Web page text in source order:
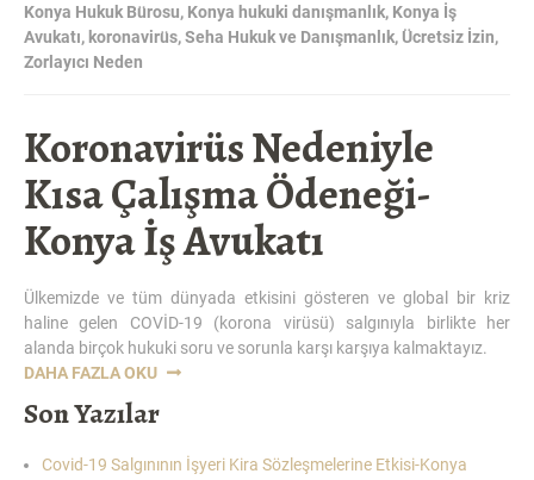
Konya Hukuk Bürosu, Konya hukuki danışmanlık, Konya İş
Avukatı, koronavirüs,Seha Hukuk ve Danışmanlık, Ücretsiz İzin,
Zorlayıcı Neden
Koronavirüs Nedeniyle
Kısa Çalışma Ödeneği-
Konya İş Avukatı
Ülkemizde ve tüm dünyada etkisini gösteren ve global bir kriz
haline gelen COVİD-19 (korona virüsü) salgınıyla birlikte her
alanda birçok hukuki soru ve sorunla karşı karşıya kalmaktayız.
DAHA FAZLA OKU“KORONAVIRÜS
KISA
ÖDENEĞI-
Son Yazılar
Covid-19 Salgınının İşyeri Kira Sözleşmelerine Etkisi-Konya